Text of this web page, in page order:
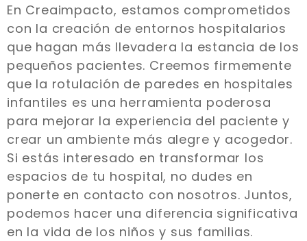
En Creaimpacto, estamos comprometidos
con la creación de entornos hospitalarios
que hagan más llevadera la estancia de los
pequeños pacientes. Creemos firmemente
que la rotulación de paredes en hospitales
infantiles es una herramienta poderosa
para mejorar la experiencia del paciente y
crear un ambiente más alegre y acogedor.
Si estás interesado en transformar los
espacios de tu hospital, no dudes en
ponerte en contacto con nosotros. Juntos,
podemos hacer una diferencia significativa
en la vida de los niños y sus familias.